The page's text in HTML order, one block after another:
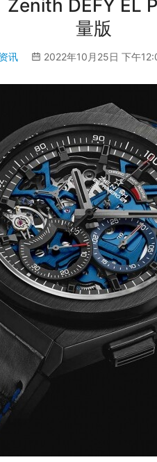
DEFY EL
量版
讯 2022年10月25日 下午